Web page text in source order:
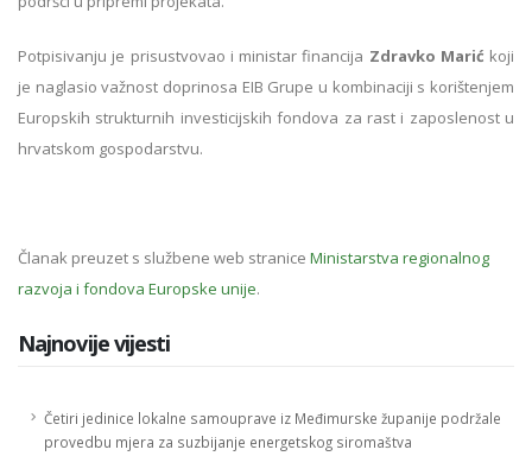
Potpisivanju je prisustvovao i ministar financija Zdravko Marić koji
je naglasio važnost doprinosa EIB Grupe u kombinaciji s korištenjem
Europskih strukturnih investicijskih fondova za rast i zaposlenost u
hrvatskom gospodarstvu.
Članak preuzet s službene web stranice Ministarstva regionalnog
razvoja i fondova Europske unije.
Najnovije vijesti
Četiri jedinice lokalne samouprave iz Međimurske županije podržale
provedbu mjera za suzbijanje energetskog siromaštva